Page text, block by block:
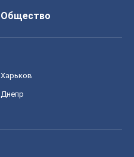
Общество
Харьков
Днепр